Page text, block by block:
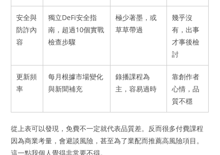
安全與
防詐內
容
獨立DeFi安全指
南，超過10個實戰
檢查步驟
極少著墨，或
草草帶過
幾乎沒
有，出事
才事後檢
討
更新頻
率
每月根據市場變化
與新聞補充
錄播課程為
主，容易過時
靠創作者
心情，品
質不穩
從上表可以發現，免費不一定就代表品質差。反而很多付費課程
因為商業考量，會避談風險，甚至為了業配而推薦高風險項目。
這一點我個人覺得非常要不得。